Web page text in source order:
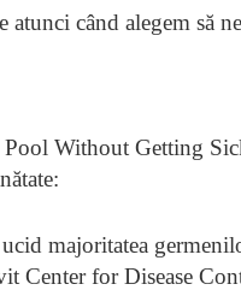
atunci când alegem să ne
Without Getting
majoritatea
Center for Disease